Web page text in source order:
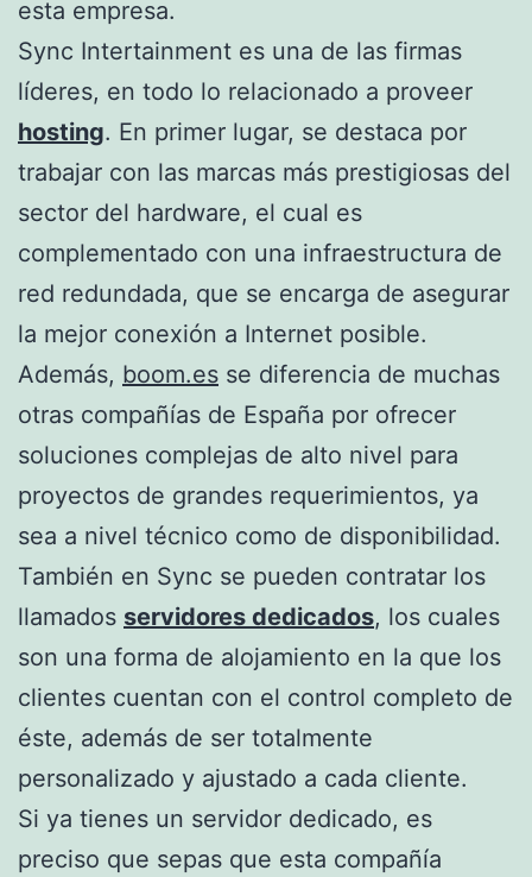
esta empresa.
Sync Intertainment es una de las firmas
líderes, en todo lo relacionado a proveer
hosting. En primer lugar, se destaca por
trabajar con las marcas más prestigiosas del
sector del hardware, el cual es
complementado con una infraestructura de
red redundada, que se encarga de asegurar
la mejor conexión a Internet posible.
Además, boom.es se diferencia de muchas
otras compañías de España por ofrecer
soluciones complejas de alto nivel para
proyectos de grandes requerimientos, ya
sea a nivel técnico como de disponibilidad.
También en Sync se pueden contratar los
llamados servidores dedicados, los cuales
son una forma de alojamiento en la que los
clientes cuentan con el control completo de
éste, además de ser totalmente
personalizado y ajustado a cada cliente.
Si ya tienes un servidor dedicado, es
preciso que sepas que esta compañía